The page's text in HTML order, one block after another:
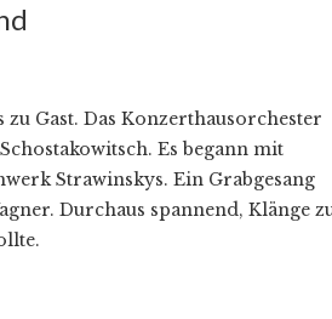
Gast. Das Konzerthausorchester
Es begann mit
Strawinskys. Ein Grabgesang
Durchaus spannend, Klänge